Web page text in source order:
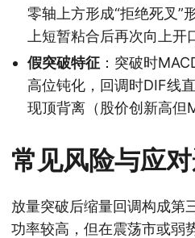
零轴上方形成“拒绝死叉”
上短暂粘合后再次向上开
假突破特征 ：突破时
高位钝化，回调时DIF线
现顶背离（股价创新高但
常见风险与应
放量突破后缩量回调构成第
功率较高，但在震荡市或弱